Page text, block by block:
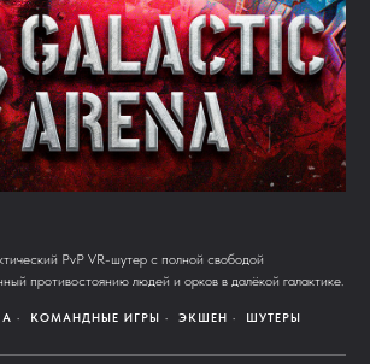
PvP VR-шутер с полной свободой
противостоянию людей и орков в далёкой галактике.
КОМАНДНЫЕ ИГРЫ ЭКШЕН ШУТЕРЫ